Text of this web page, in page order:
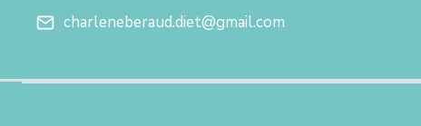
charleneberaud.diet@gmail.com